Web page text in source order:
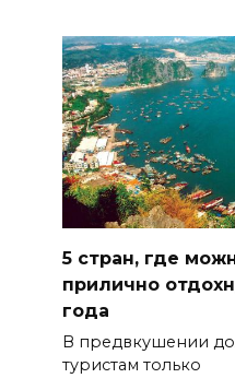
5 стран, где
прилично
года
В предвкушении
туристам только